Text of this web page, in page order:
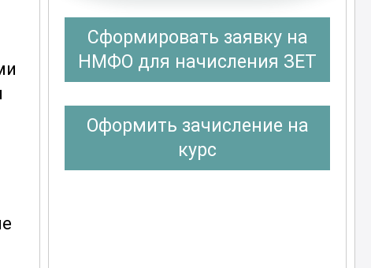
Сформировать заявку на
НМФО для начисления ЗЕТ
Оформить зачисление на
курс